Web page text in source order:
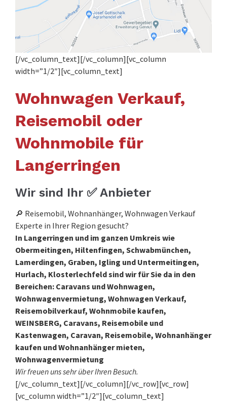
[/vc_column_text][/vc_column][vc_column
width=”1/2″][vc_column_text]
Wohnwagen Verkauf,
Reisemobil oder
Wohnmobile für
Langerringen
Wir sind Ihr ✅ Anbieter
🔎 Reisemobil, Wohnanhänger, Wohnwagen Verkauf
Experte in Ihrer Region gesucht?
In Langerringen und im ganzen Umkreis wie
Obermeitingen, Hiltenfingen, Schwabmünchen,
Lamerdingen, Graben, Igling und Untermeitingen,
Hurlach, Klosterlechfeld sind wir für Sie da in den
Bereichen: Caravans und Wohnwagen,
Wohnwagenvermietung, Wohnwagen Verkauf,
Reisemobilverkauf, Wohnmobile kaufen,
WEINSBERG, Caravans, Reisemobile und
Kastenwagen, Caravan, Reisemobile, Wohnanhänger
kaufen und Wohnanhänger mieten,
Wohnwagenvermietung
Wir freuen uns sehr über Ihren Besuch.
[/vc_column_text][/vc_column][/vc_row][vc_row]
[vc_column width=”1/2″][vc_column_text]